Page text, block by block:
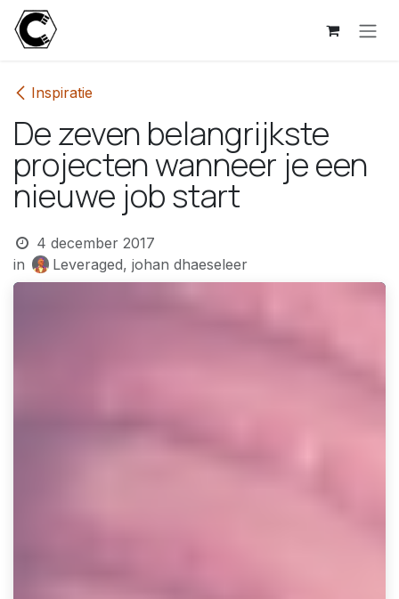
Overslaan naar inhoud
Inspiratie
De zeven belangrijkste
projecten wanneer je een
nieuwe job start
4 december 2017
in
Leveraged, johan dhaeseleer